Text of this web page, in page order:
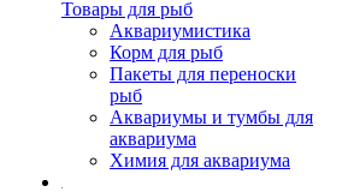
Товары для рыб
Аквариумистика
Корм для рыб
Пакеты для переноски
рыб
Аквариумы и тумбы для
аквариума
Химия для аквариума